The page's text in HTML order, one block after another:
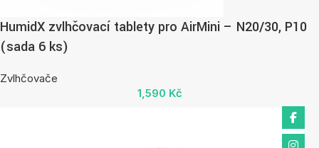
HumidX zvlhčovací tablety pro AirMini – N20/30, P10
(sada 6 ks)
Zvlhčovače
1,590 Kč